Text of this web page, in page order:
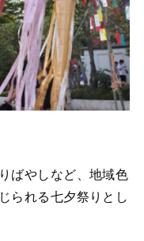
ばやしなど、地域色
られる七夕祭りとし